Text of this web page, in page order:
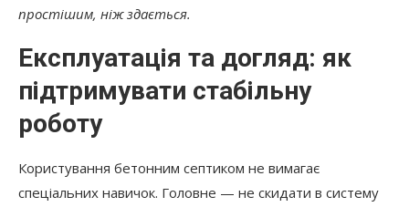
простішим, ніж здається.
Експлуатація та догляд: як
підтримувати стабільну
роботу
Користування бетонним септиком не вимагає
спеціальних навичок. Головне — не скидати в систему